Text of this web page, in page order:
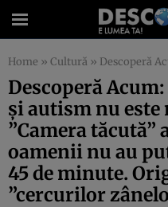
Home » Cultură » Descoperă Acum: Între vaccinul ROR şi autism nu
Descoperă
şi autism nu
”Camera
oamenii nu au
45 de minute.
”cercurilor